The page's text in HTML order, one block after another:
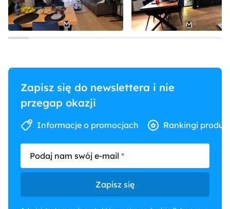
Zapisz się do newslettera i nie
przegap okazji
Informacje o promocjach Rankingi
Podaj nam swój e-mail
Zapisz się